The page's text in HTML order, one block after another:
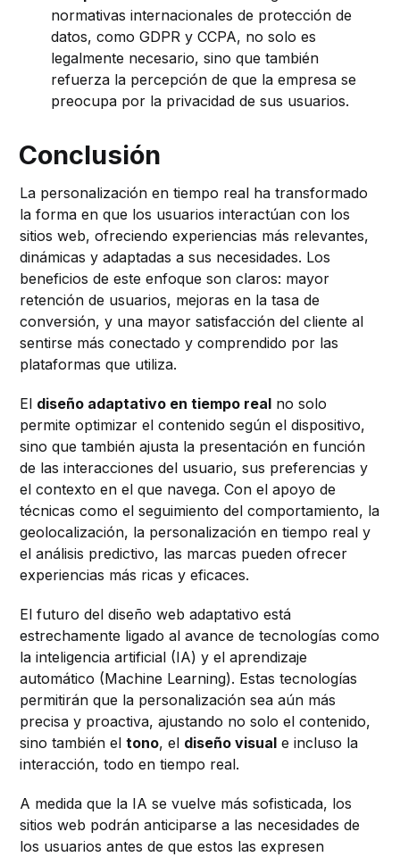
normativas internacionales de protección de
datos, como GDPR y CCPA, no solo es
legalmente necesario, sino que también
refuerza la percepción de que la empresa se
preocupa por la privacidad de sus usuarios.
Conclusión
La personalización en tiempo real ha transformado
la forma en que los usuarios interactúan con los
sitios web, ofreciendo experiencias más relevantes,
dinámicas y adaptadas a sus necesidades. Los
beneficios de este enfoque son claros: mayor
retención de usuarios, mejoras en la tasa de
conversión, y una mayor satisfacción del cliente al
sentirse más conectado y comprendido por las
plataformas que utiliza.
El diseño adaptativo en tiempo real no solo
permite optimizar el contenido según el dispositivo,
sino que también ajusta la presentación en función
de las interacciones del usuario, sus preferencias y
el contexto en el que navega. Con el apoyo de
técnicas como el seguimiento del comportamiento, la
geolocalización, la personalización en tiempo real y
el análisis predictivo, las marcas pueden ofrecer
experiencias más ricas y eficaces.
El futuro del diseño web adaptativo está
estrechamente ligado al avance de tecnologías como
la inteligencia artificial (IA) y el aprendizaje
automático (Machine Learning). Estas tecnologías
permitirán que la personalización sea aún más
precisa y proactiva, ajustando no solo el contenido,
sino también eltono, el diseño visual e incluso la
interacción, todo en tiempo real.
A medida que la IA se vuelve más sofisticada, los
sitios web podrán anticiparse a las necesidades de
los usuarios antes de que estos las expresen